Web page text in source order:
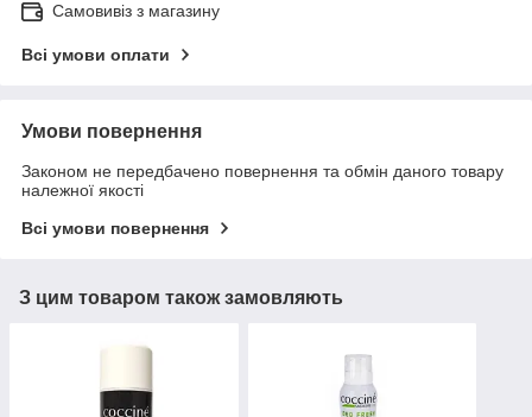
Самовивіз з магазину
Всі умови оплати
Умови повернення
Законом не передбачено повернення та обмін даного товару
належної якості
Всі умови повернення
З цим товаром також замовляють